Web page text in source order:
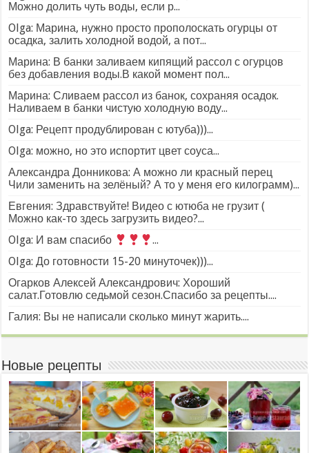
Можно долить чуть воды, если р...
Olga: Марина, нужно просто прополоскать огурцы от
осадка, залить холодной водой, а пот...
Марина: В банки заливаем кипящий рассол с огурцов
без добавления воды.В какой момент пол...
Марина: Сливаем рассол из банок, сохраняя осадок.
Наливаем в банки чистую холодную воду...
Olga: Рецепт продублирован с ютуба)))...
Olga: можно, но это испортит цвет соуса...
Александра Донникова: А можно ли красный перец
Чили заменить на зелёный? А то у меня его килограмм)...
Евгения: Здравствуйте! Видео с ютюба не грузит (
Можно как-то здесь загрузить видео?...
Olga: И вам спасибо
...
Olga: До готовности 15-20 минуточек)))...
Огарков Алексей Александрович: Хороший
салат.Готовлю седьмой сезон.Спасибо за рецепты....
Галия: Вы не написали сколько минут жарить....
Новые рецепты